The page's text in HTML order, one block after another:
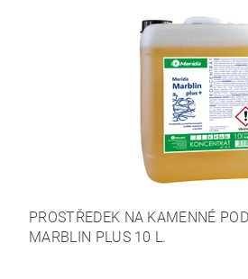
PROSTŘEDEK NA KAMENNÉ
MARBLIN PLUS 10 L.